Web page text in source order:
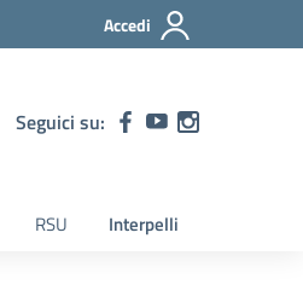
Accedi
Seguici su:
RSU Interpelli